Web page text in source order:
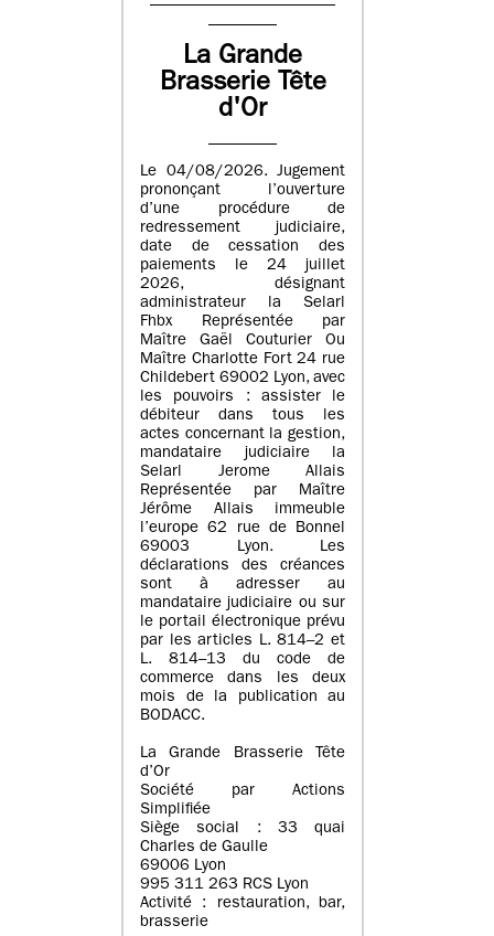
La Grande
Brasserie Tête
d'Or
Le 04/08/2026. Jugement
prononçant l’ouverture
d’une procédure de
redressement judiciaire,
date de cessation des
paiements le 24 juillet
2026, désignant
administrateur la Selarl
Fhbx Représentée par
Maître Gaël Couturier Ou
Maître Charlotte Fort 24 rue
Childebert 69002 Lyon, avec
les pouvoirs : assister le
débiteur dans tous les
actes concernant la gestion,
mandataire judiciaire la
Selarl Jerome Allais
Représentée par Maître
Jérôme Allais immeuble
l’europe 62 rue de Bonnel
69003 Lyon. Les
déclarations des créances
sont à adresser au
mandataire judiciaire ou sur
le portail électronique prévu
par les articles L. 814–2 et
L. 814–13 du code de
commerce dans les deux
mois de la publication au
BODACC.
La Grande Brasserie Tête
d’Or
Société par Actions
Simplifiée
Siège social : 33 quai
Charles de Gaulle
69006 Lyon
995 311 263 RCS Lyon
Activité : restauration, bar,
brasserie